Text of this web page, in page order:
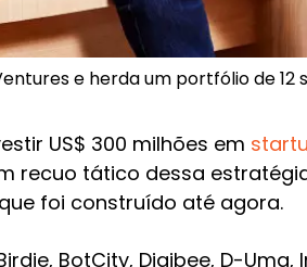
e herda um portfólio de
US$ 300 milhões em
recuo tático dessa
que foi construído até agora.
BotCity, Digibee, D-Uma,